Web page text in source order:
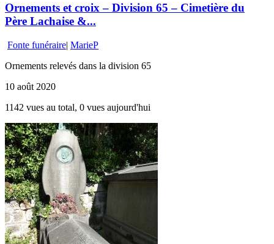
Ornements et croix – Division 65 – Cimetière du
Père Lachaise &...
Fonte funéraire| MarieP
Ornements relevés dans la division 65
10 août 2020
1142 vues au total, 0 vues aujourd'hui